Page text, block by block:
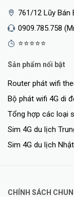
761/12 Lũy Bán
0909.785.758
⭐⭐⭐⭐⭐
Sản phẩm nổi bật
Router phát wifi
Bộ phát wifi 4G di
Tổng hợp các loại
Sim 4G du lịch
Sim 4G du lịch
CHÍNH SÁCH